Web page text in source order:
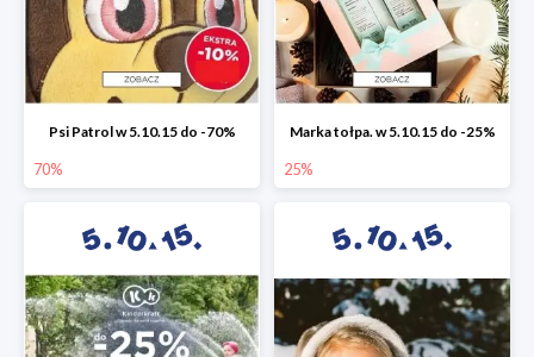
Psi Patrol w 5.10.15 do -70%
70%
Marka tołpa. w 5.10.15 do -25%
25%